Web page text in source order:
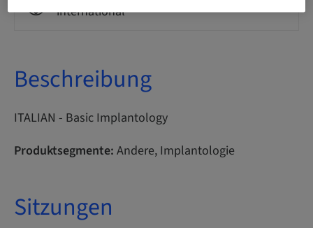
international
Beschreibung
ITALIAN - Basic Implantology
Produktsegmente: Andere, Implantologie
Sitzungen